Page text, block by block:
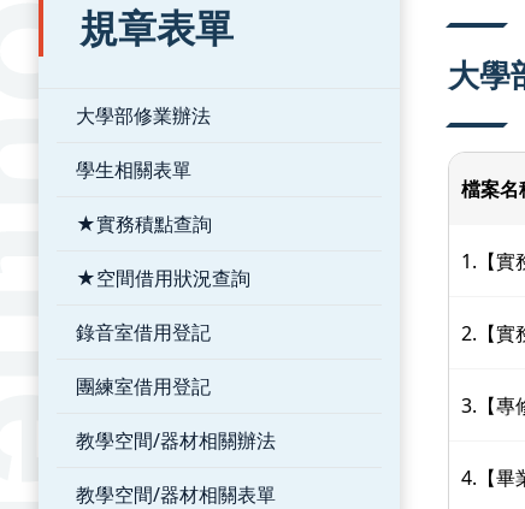
規章表單
大學部修業辦法
學生相關表單
★實務積點查詢
★空間借用狀況查詢
錄音室借用登記
團練室借用登記
教學空間/器材相關辦法
教學空間/器材相關表單
大學
檔案名
1.【實
2.【實
3.【專
4.【畢